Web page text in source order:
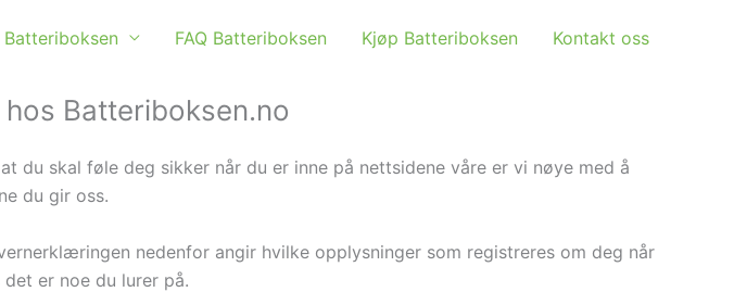
Batteriboksen FAQ Batteriboksen Kjøp Batteriboksen Kontakt oss
Batteriboksen.no
du skal føle deg sikker når du er inne på nettsidene våre er vi nøye med å
du gir oss.
nedenfor angir hvilke opplysninger som registreres om deg når
er noe du lurer på.